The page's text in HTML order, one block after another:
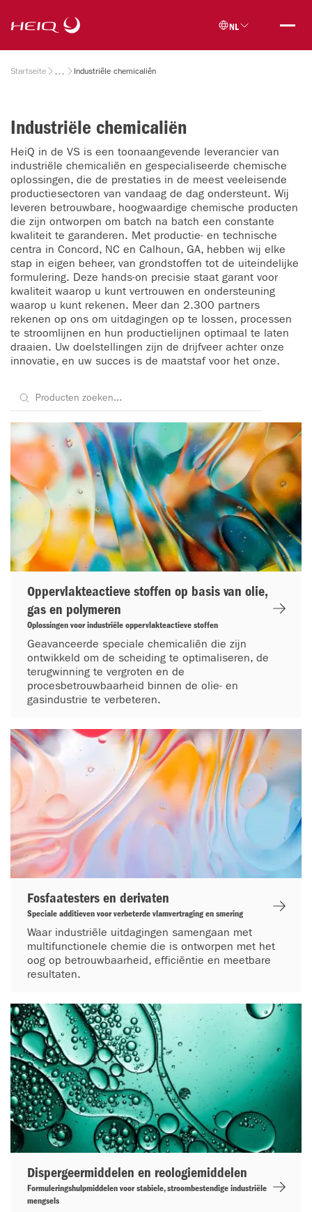
main
content
NL
Breadcrumb
Startseite Industriële chemicaliën
Industriële chemicaliën
HeiQ in de VS is een toonaangevende leverancier van
industriële chemicaliën en gespecialiseerde chemische
oplossingen, die de prestaties in de meest veeleisende
productiesectoren van vandaag de dag ondersteunt. Wij
leveren betrouwbare, hoogwaardige chemische producten
die zijn ontworpen om batch na batch een constante
kwaliteit te garanderen. Met productie- en technische
centra in Concord, NC en Calhoun, GA, hebben wij elke
stap in eigen beheer, van grondstoffen tot de uiteindelijke
formulering. Deze hands-on precisie staat garant voor
kwaliteit waarop u kunt vertrouwen en ondersteuning
waarop u kunt rekenen. Meer dan 2.300 partners
rekenen op ons om uitdagingen op te lossen, processen
te stroomlijnen en hun productielijnen optimaal te laten
draaien. Uw doelstellingen zijn de drijfveer achter onze
innovatie, en uw succes is de maatstaf voor het onze.
Oppervlakteactieve stoffen op basis van olie,
gas en polymeren
Oplossingen voor industriële oppervlakteactieve stoffen
Geavanceerde speciale chemicaliën die zijn
ontwikkeld om de scheiding te optimaliseren, de
terugwinning te vergroten en de
procesbetrouwbaarheid binnen de olie- en
gasindustrie te verbeteren.
Fosfaatesters en derivaten
Speciale additieven voor verbeterde vlamvertraging en smering
Waar industriële uitdagingen samengaan met
multifunctionele chemie die is ontworpen met het
oog op betrouwbaarheid, efficiëntie en meetbare
resultaten.
Dispergeermiddelen en reologiemiddelen
Formuleringshulpmiddelen voor stabiele, stroombestendige industriële
mengsels